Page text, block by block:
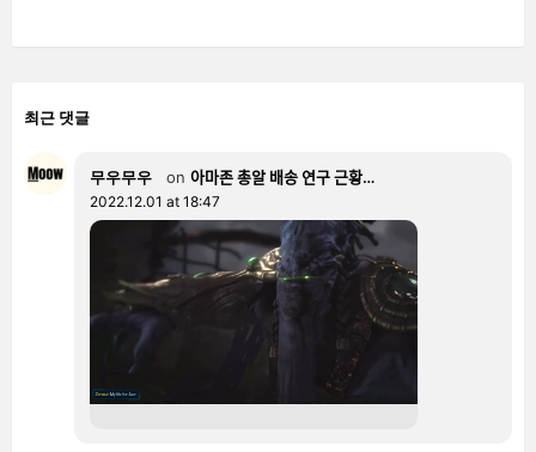
최근 댓글
무우무우 on 아마존 총알 배송 연구 근황…
2022.12.01 at 18:47